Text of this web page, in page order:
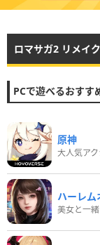
ロマサガ2 リメイ
PCで遊べるおすす
原神
大人気ア
ハーレム
美女と一